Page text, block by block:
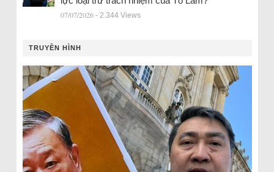
07/07/2026 - 2.344 Views
TRUYỀN HÌNH